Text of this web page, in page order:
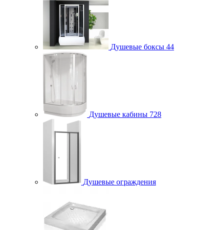
Душевые боксы 44
Душевые кабины 728
Душевые ограждения